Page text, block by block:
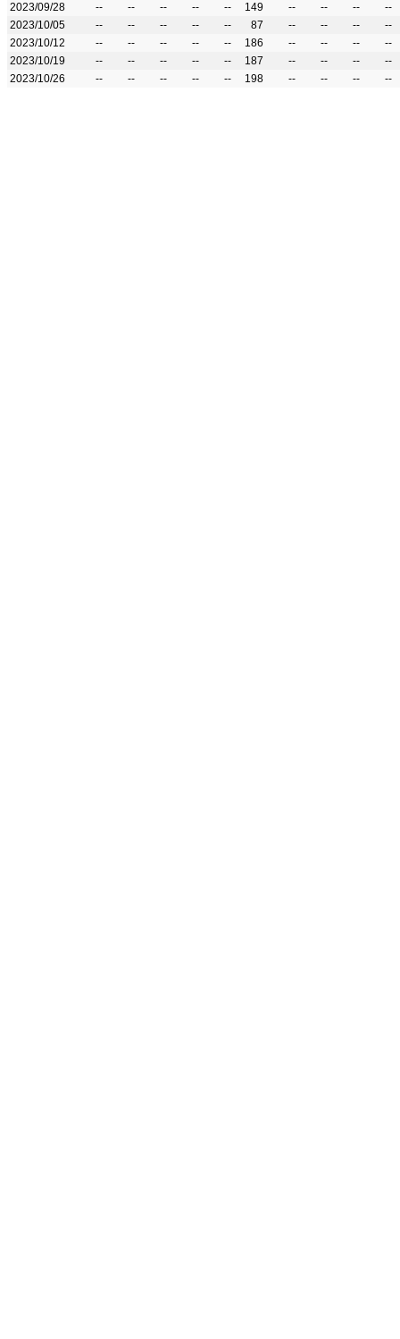
2023/09/28
-- -- -- -- -- 149 -- -- --
--
2023/10/05
-- -- -- -- -- 87 -- -- --
--
2023/10/12
-- -- -- -- -- 186 -- -- --
--
2023/10/19
-- -- -- -- -- 187 -- -- --
--
2023/10/26
-- -- -- -- -- 198 -- -- -- --